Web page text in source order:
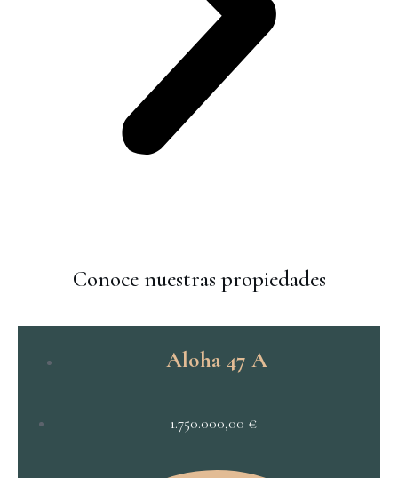
Conoce nuestras propiedades
Aloha 47 A
1.750.000,00 €